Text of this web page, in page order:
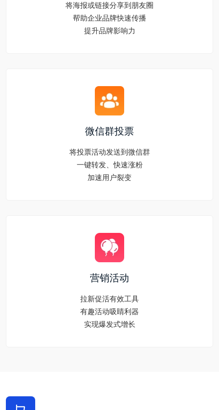
将海报或链接分享到朋友圈
帮助企业品牌快速传播
提升品牌影响力
微信群投票
将投票活动发送到微信群
一键转发、快速涨粉
加速用户裂变
营销活动
拉新促活有效工具
有趣活动吸睛利器
实现爆发式增长